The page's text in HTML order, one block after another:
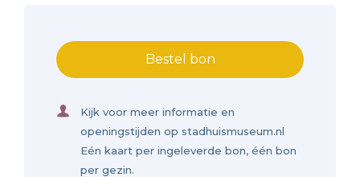
Bestel bon
Kijk voor meer informatie en
openingstijden op stadhuismuseum.nl
Eén kaart per ingeleverde bon, één bon
per gezin.